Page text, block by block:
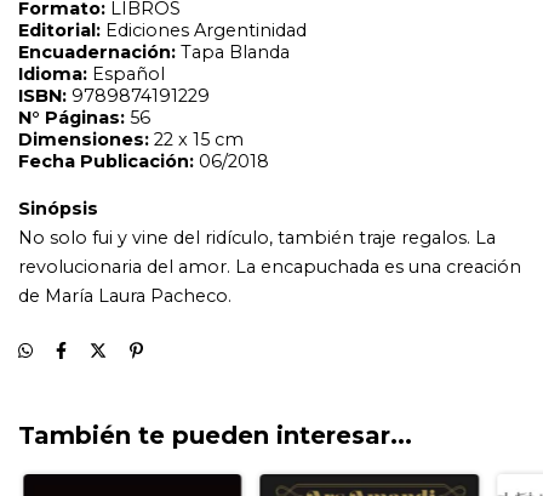
revolucionaria del amor. La encapuchada es una creación
de María Laura Pacheco.
También te pueden interesar...